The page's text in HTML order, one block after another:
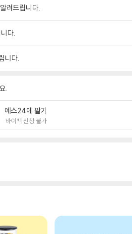
려드립니다.
다.
니다.
.
예스24에 팔기
바이백 신청 불가